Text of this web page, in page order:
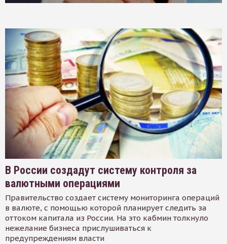
В России создадут систему контроля за
валютными операциями
Правительство создает систему мониторинга операций
в валюте, с помощью которой планирует следить за
оттоком капитала из России. На это кабмин толкнуло
нежелание бизнеса прислушиваться к
предупреждениям власти